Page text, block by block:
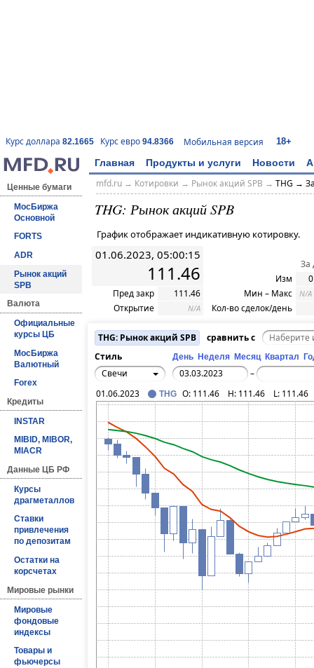
Курс доллара 82.1665 Курс евро 94.8366 Мобильная версия 18+
Главная Продукты и услуги Новости
Ценные бумаги
МосБиржа
Основной
FORTS
ADR
Рынок акций
SPB
Валюта
Официальные
курсы ЦБ
МосБиржа
Валютный
Forex
Кредиты
INSTAR
MIBID, MIBOR,
MIACR
Данные ЦБ РФ
Курсы
драгметаллов
Ставки
привлечения
по депозитам
Остатки на
корсчетах
Мировые рынки
Мировые
фондовые
индексы
Товары и
фьючерсы
mfd.ru→ Котировки → Рынок акций SPB → THG →
THG: Рынок акций SPB
График отображает индикативную котировку.
01.06.2023, 05:00:15
111.46
Пред закр
111.46
Открытие
N/A
За
Изм
Мин – Макс
N/A
Кол-во сделок/день
THG: Рынок акций SPB
сравнить с
Стиль
День Неделя Месяц Квартал
Свечи
–
01.06.2023
THG O: 111.46 H: 111.46 L: 111.46